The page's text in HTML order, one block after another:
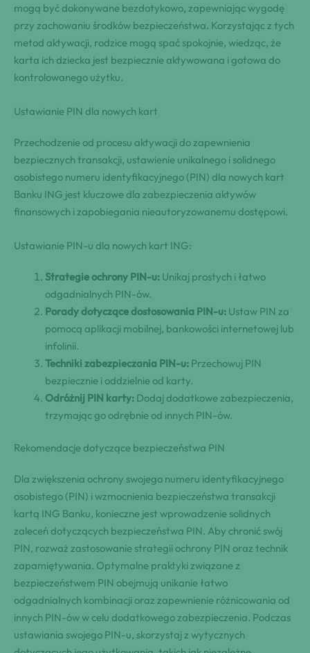
mogą być dokonywane bezdotykowo, zapewniając wygodę
przy zachowaniu środków bezpieczeństwa. Korzystając z tych
metod aktywacji, rodzice mogą spać spokojnie, wiedząc, że
karta ich dziecka jest bezpiecznie aktywowana i gotowa do
kontrolowanego użytku.
Ustawianie PIN dla nowych kart
Przechodzenie od procesu aktywacji do zapewnienia
bezpiecznych transakcji, ustawienie unikalnego i solidnego
osobistego numeru identyfikacyjnego (PIN) dla nowych kart
Banku ING jest kluczowe dla zabezpieczenia aktywów
finansowych i zapobiegania nieautoryzowanemu dostępowi.
Ustawianie PIN-u dla nowych kart ING:
Strategie ochrony PIN-u: Unikaj prostych i łatwo
odgadnialnych PIN-ów.
Porady dotyczące dostosowania PIN-u: Ustaw PIN za
pomocą aplikacji mobilnej, bankowości internetowej lub
infolinii.
Techniki zabezpieczania PIN-u: Przechowuj PIN
bezpiecznie i oddzielnie od karty.
Odróżnij PIN karty: Dodaj dodatkowe zabezpieczenia,
trzymając go odrębnie od innych PIN-ów.
Rekomendacje dotyczące bezpieczeństwa PIN
Dla zwiększenia ochrony swojego numeru identyfikacyjnego
osobistego (PIN) i wzmocnienia bezpieczeństwa transakcji
kartą ING Banku, konieczne jest wprowadzenie solidnych
zaleceń dotyczących bezpieczeństwa PIN. Aby chronić swój
PIN, rozważ zastosowanie strategii ochrony PIN oraz technik
zapamiętywania. Optymalne praktyki związane z
bezpieczeństwem PIN obejmują unikanie łatwo
odgadnialnych kombinacji oraz zapewnienie różnicowania od
innych PIN-ów w celu dodatkowego zabezpieczenia. Podczas
ustawiania swojego PIN-u, skorzystaj z wytycznych